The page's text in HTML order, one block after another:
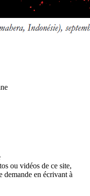
ou vidéos de ce site,
demande en écrivant à